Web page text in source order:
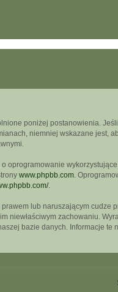
poniżej postanowienia.
niemniej wskazane jest,
o oprogramowanie
www.phpbb.com.
.
lub naruszającym cudze
zachowaniu.
bazie danych. Informacje te